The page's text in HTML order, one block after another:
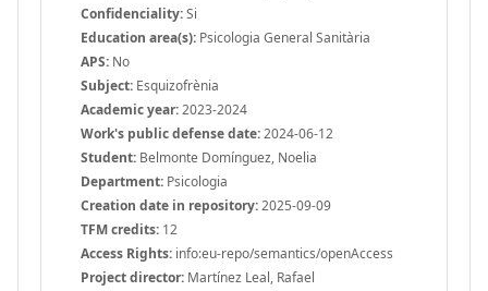
Confidenciality:Si
Education area(s): Psicologia General Sanitària
APS: No
Subject: Esquizofrènia
Academic year:2023-2024
Work's public defense date:2024-06-12
Student: Belmonte Domínguez, Noelia
Department: Psicologia
Creation date in repository:2025-09-09
TFM credits: 12
Access Rights: info:eu-repo/semantics/openAccess
Project director: Martínez Leal, Rafael